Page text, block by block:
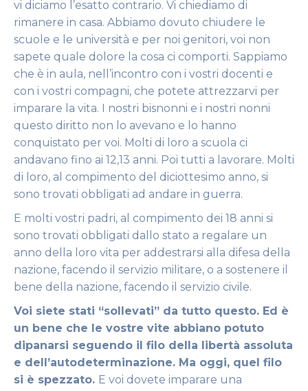
vi diciamo l’esatto contrario. Vi chiediamo di
rimanere in casa. Abbiamo dovuto chiudere le
scuole e le università e per noi genitori, voi non
sapete quale dolore la cosa ci comporti. Sappiamo
che è in aula, nell’incontro con i vostri docenti e
con i vostri compagni, che potete attrezzarvi per
imparare la vita. I nostri bisnonni e i nostri nonni
questo diritto non lo avevano e lo hanno
conquistato per voi. Molti di loro a scuola ci
andavano fino ai 12,13 anni. Poi tutti a lavorare. Molti
di loro, al compimento del diciottesimo anno, si
sono trovati obbligati ad andare in guerra.
E molti vostri padri, al compimento dei 18 anni si
sono trovati obbligati dallo stato a regalare un
anno della loro vita per addestrarsi alla difesa della
nazione, facendo il servizio militare, o a sostenere il
bene della nazione, facendo il servizio civile.
Voi siete stati “sollevati” da tutto questo. Ed è
un bene che le vostre vite abbiano potuto
dipanarsi seguendo il filo della libertà assoluta
e dell’autodeterminazione. Ma oggi, quel filo
si è spezzato. E voi dovete imparare una